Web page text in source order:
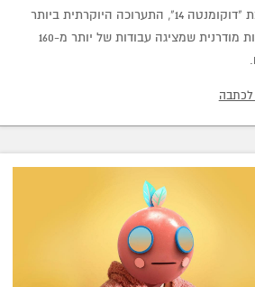
תערוכת "דוקומנטה 14", התערוכה היוקרתית ביותר
לאומנות מודרנית שמציגה עבודות של יותר מ-160
לכתבה